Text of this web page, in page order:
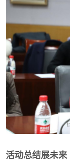
活动总结展未来